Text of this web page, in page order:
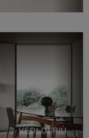
VEDI DI PIÙ